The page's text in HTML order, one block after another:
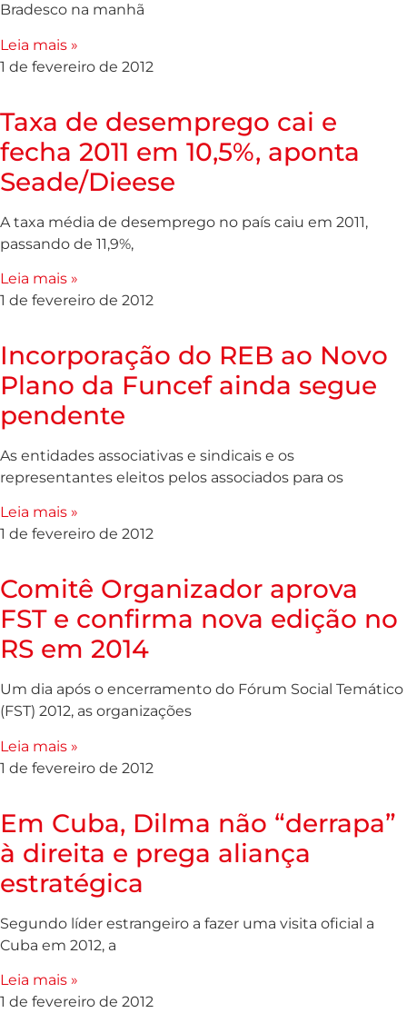
Bradesco na manhã
Leia mais »
1 de fevereiro de 2012
Taxa de desemprego cai e
fecha 2011 em 10,5%, aponta
Seade/Dieese
A taxa média de desemprego no país caiu em 2011,
passando de 11,9%,
Leia mais »
1 de fevereiro de 2012
Incorporação do REB ao Novo
Plano da Funcef ainda segue
pendente
As entidades associativas e sindicais e os
representantes eleitos pelos associados para os
Leia mais »
1 de fevereiro de 2012
Comitê Organizador aprova
FST e confirma nova edição no
RS em 2014
Um dia após o encerramento do Fórum Social Temático
(FST) 2012, as organizações
Leia mais »
1 de fevereiro de 2012
Em Cuba, Dilma não “derrapa”
à direita e prega aliança
estratégica
Segundo líder estrangeiro a fazer uma visita oficial a
Cuba em 2012, a
Leia mais »
1 de fevereiro de 2012